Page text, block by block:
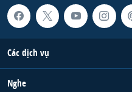
Các dịch vụ
Nghe